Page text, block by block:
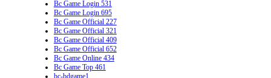
Bc Game Login 531
Bc Game Login 695
Bc Game Official 227
Bc Game Official 321
Bc Game Official 409
Bc Game Official 652
Bc Game Online 434
Bc Game Top 461
bc-bdgame1